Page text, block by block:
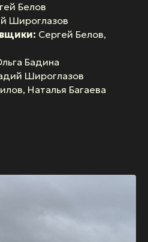
Белов
Широглазов
Сергей Белов,
Бадина
Широглазов
Наталья Багаева